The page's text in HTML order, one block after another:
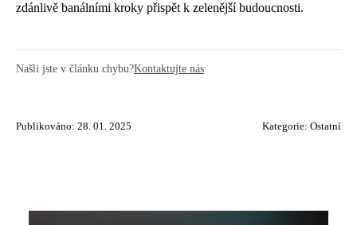
zdánlivě banálními kroky přispět k zelenější budoucnosti.
Našli jste v článku chybu?Kontaktujte nás
Publikováno: 28. 01. 2025 Kategorie: Ostatní